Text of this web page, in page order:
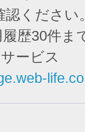
ください
歴30件ま
ービス